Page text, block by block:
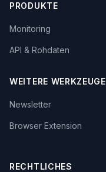
PRODUKTE
Monitoring
API & Rohdaten
WEITERE WERKZEUGE
Newsletter
Browser Extension
RECHTLICHES